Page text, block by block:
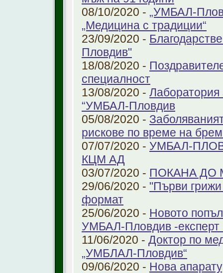
08/10/2020 - „УМБАЛ-
„Медицина с традиции“
23/09/2020 -
Пловдив"
18/08/2020 -
специалност
13/08/2020 - Лаборатория
“УМБАЛ-Пловдив
05/08/2020 -
рискове по време на
07/07/2020 - УМБАЛ-
КЦМ АД
03/07/2020 - ПОКАНА ДО
29/06/2020 - "Първи
формат
25/06/2020 - Новото
УМБАЛ-Пловдив -експерт
11/06/2020 - Доктор по
„УМБЛАЛ-Пловдив“
09/06/2020 - Нова